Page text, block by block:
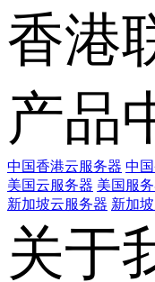
香港
产品
中国香港云服务器 中
美国云服务器 美国服
新加坡云服务器 新加
关于